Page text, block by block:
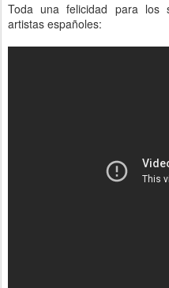
Toda una felicidad para los
artistas españoles: